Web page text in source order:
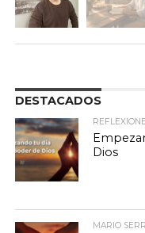
DESTACADOS
Dios
MARIO